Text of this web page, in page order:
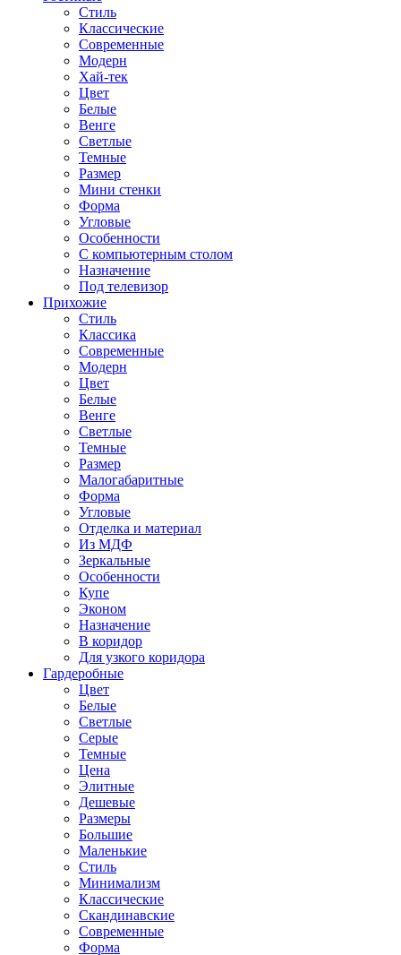
Стиль
Классические
Современные
Модерн
Хай-тек
Цвет
Белые
Венге
Светлые
Темные
Размер
Мини стенки
Форма
Угловые
Особенности
С компьютерным столом
Назначение
Под телевизор
Прихожие
Стиль
Классика
Современные
Модерн
Цвет
Белые
Венге
Светлые
Темные
Размер
Малогабаритные
Форма
Угловые
Отделка и материал
Из МДФ
Зеркальные
Особенности
Купе
Эконом
Назначение
В коридор
Для узкого коридора
Гардеробные
Цвет
Белые
Светлые
Серые
Темные
Цена
Элитные
Дешевые
Размеры
Большие
Маленькие
Стиль
Минимализм
Классические
Скандинавские
Современные
Форма